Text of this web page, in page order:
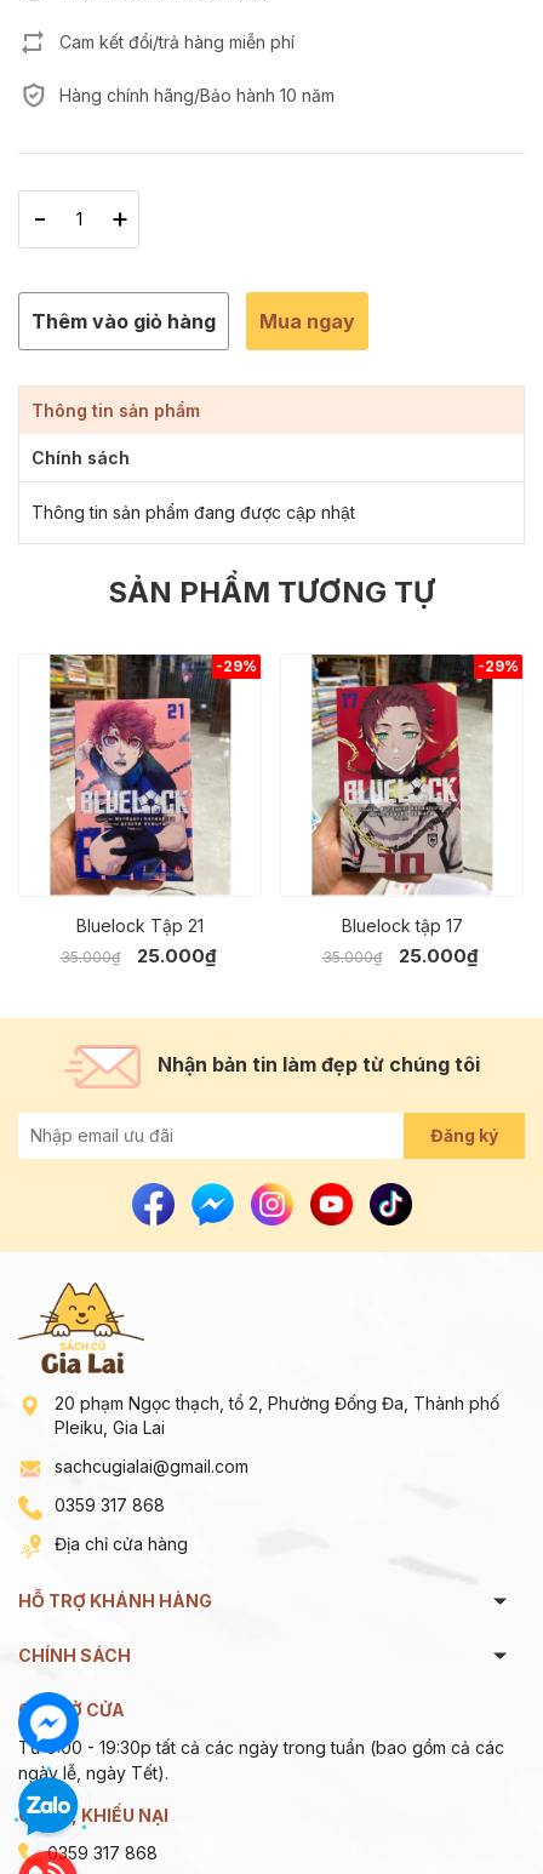
Cam kết đổi/trả hàng miễn phí
Hàng chính hãng/Bảo hành 10 năm
- +
Thêm vào giỏ hàng Mua ngay
Thông tin sản phẩm
Chính sách
Thông tin sản phẩm đang được cập nhật
SẢN PHẨM TƯƠNG TỰ
-29%
Bluelock Tập 21
35.000₫ 25.000₫
-29%
Bluelock tập 17
35.000₫ 25.000₫
Nhận bản tin làm đẹp từ chúng tôi
Đăng ký
20 phạm Ngọc thạch, tổ 2, Phường Đống Đa, Thành phố
Pleiku, Gia Lai
sachcugialai@gmail.com
0359 317 868
Địa chỉ cửa hàng
HỖ TRỢ KHÁNH HÀNG
CHÍNH SÁCH
GIỜ MỞ CỬA
Từ 9:00 - 19:30p tất cả các ngày trong tuần (bao gồm cả các
ngày lễ, ngày Tết).
GÓP Ý, KHIẾU NẠI
0359 317 868